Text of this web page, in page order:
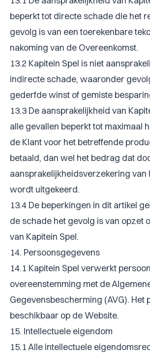
beperkt tot directe schade die het
gevolg is van een toerekenbare
nakoming van de Overeenkomst.
13.2 Kapitein Spel is niet
indirecte schade, waaronder
gederfde winst of gemiste
13.3 De aansprakelijkheid van
alle gevallen beperkt tot maximaal
de Klant voor het betreffende
betaald, dan wel het bedrag dat
aansprakelijkheidsverzekering van
wordt uitgekeerd.
13.4 De beperkingen in dit artikel
de schade het gevolg is van opzet
van Kapitein Spel.
14. Persoonsgegevens
14.1 Kapitein Spel verwerkt
overeenstemming met de
Gegevensbescherming (AVG). Het
beschikbaar op de Website.
15. Intellectuele eigendom
15.1 Alle intellectuele